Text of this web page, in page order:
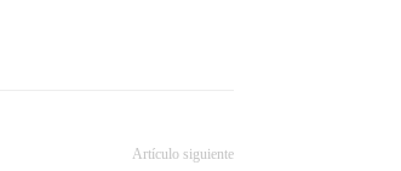
Artículo siguiente